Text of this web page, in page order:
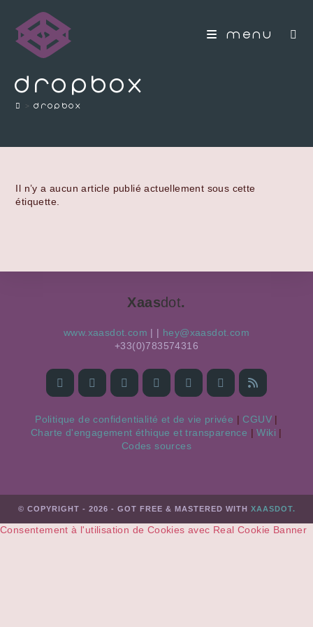
MENU
dropbox
> dropbox
Il n’y a aucun article publié actuellement sous cette
étiquette.
Xaasdot.
www.xaasdot.com | moc.todsaax@yeh
|
613475387(0)33+
Politique de confidentialité et de vie privée | CGUV |
Charte d'engagement éthique et transparence |Wiki |
Codes sources
© COPYRIGHT - 2026 - GOT FREE & MASTERED WITH XAASDOT.
Consentement à l'utilisation de Cookies avec Real Cookie Banner